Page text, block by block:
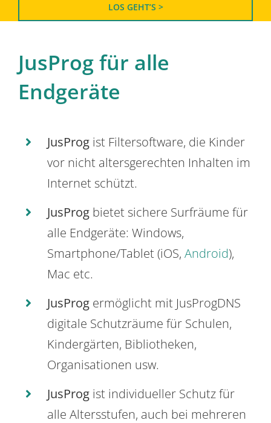
LOS GEHT’S >
JusProg für alle
Endgeräte
JusProg ist Filtersoftware, die Kinder
vor nicht altersgerechten Inhalten im
Internet schützt.
JusProg bietet sichere Surfräume für
alle Endgeräte: Windows,
Smartphone/Tablet (iOS, Android),
Mac etc.
JusProg ermöglicht mit JusProgDNS
digitale Schutzräume für Schulen,
Kindergärten, Bibliotheken,
Organisationen usw.
JusProg ist individueller Schutz für
alle Altersstufen, auch bei mehreren